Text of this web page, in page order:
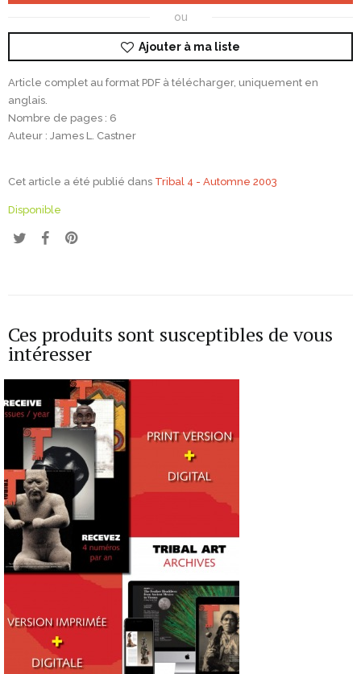
ou
Ajouter à ma liste
Article complet au format PDF à télécharger, uniquement en
anglais.
Nombre de pages : 6
Auteur : James L. Castner
Cet article a été publié dans Tribal 4 - Automne 2003
Disponible
Ces produits sont susceptibles de vous
intéresser